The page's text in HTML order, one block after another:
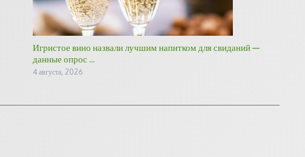
Игристое вино назвали лучшим напитком для свиданий —
данные опрос ...
4 августа, 2026